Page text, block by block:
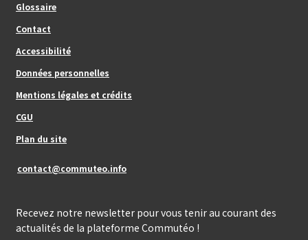
Glossaire
Contact
Footer_center
Accessibilité
Données personnelles
Mentions légales et crédits
CGU
Plan du site
contact@commuteo.info
Recevez notre newsletter pour vous tenir au courant des
actualités de la plateforme Commutéo !